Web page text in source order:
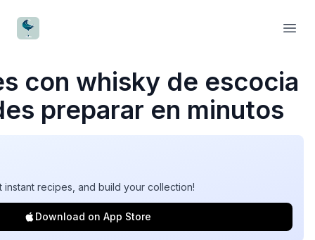
CocktailWave
con whisky de escocia
preparar en minutos
instant recipes, and build your collection!
Download on App Store